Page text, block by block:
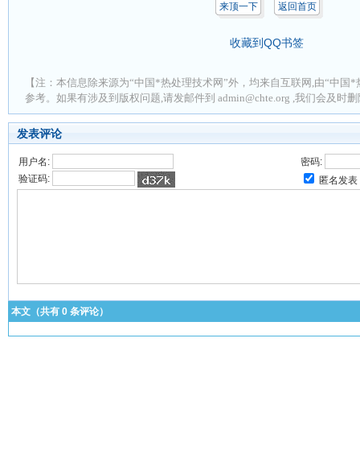
来顶一下 返回首页
收藏到QQ书签
【注：本信息除来源为“中国*热处理技术网”外，均来自互联网,由“中国
参考。如果有涉及到版权问题,请发邮件到 admin@chte.org ,我们会及时
发表评论
用户名:
密码:
验证码:
匿名发表
本文（共有 0 条评论）